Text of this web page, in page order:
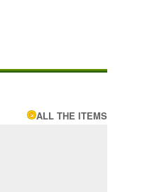
ALL THE ITEMS